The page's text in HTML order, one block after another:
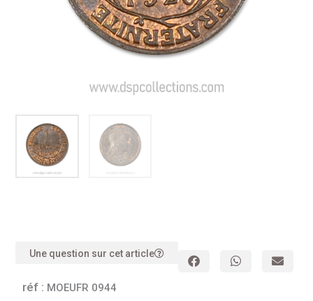
Une question sur cet article
réf : MOEUFR 0944